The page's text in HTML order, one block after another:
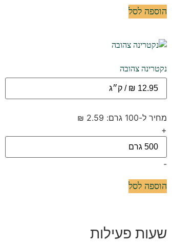
הוספה לסל
נקטרינה צהובה
מחיר ל-100 גרם: 2.59 ₪
+
-
הוספה לסל
שעות פעילות